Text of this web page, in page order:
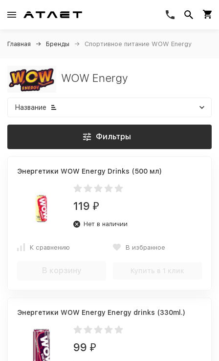
Главная Бренды Спортивное питание WOW Energy
WOW Energy
Название
Фильтры
Энергетики WOW Energy Drinks (500 мл)
119 ₽
Нет в наличии
К сравнению В избранное
В корзину Купить в 1 клик
Энергетики WOW Energy Energy drinks (330ml.)
99 ₽